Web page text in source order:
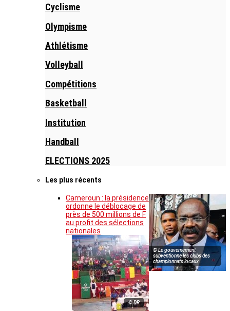
Cyclisme
Olympisme
Athlétisme
Volleyball
Compétitions
Basketball
Institution
Handball
ELECTIONS 2025
Les plus récents
© Le gouvernement
subventionne les clubs des
championnats locaux
Cameroun : la présidence
ordonne le déblocage de
près de 500 millions de F
au profit des sélections
nationales
© DR